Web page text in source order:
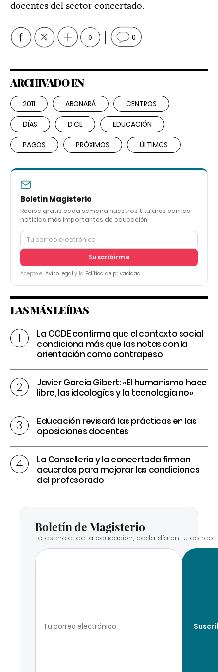
docentes del sector concertado.
0 0
ARCHIVADO EN
2011 ABONARÁ CENTROS
DÍAS DICE EDUCACIÓN
PAGOS PRÓXIMOS ÚLTIMOS
Boletín Magisterio
Recibe gratis cada semana nuestros titulares con las
noticias más importantes de educación
Suscribirme
Acepto el Aviso legal y la Política de privacidad
LAS MÁS LEÍDAS
La OCDE confirma que el contexto social
condiciona más que las notas con la
orientación como contrapeso
Javier García Gibert: «El humanismo hace
libre, las ideologías y la tecnología no»
Educación revisará las prácticas en las
oposiciones docentes
La Conselleria y la concertada firman
acuerdos para mejorar las condiciones
del profesorado
Boletín de Magisterio
Lo esencial de la educación, cada día en tu correo.